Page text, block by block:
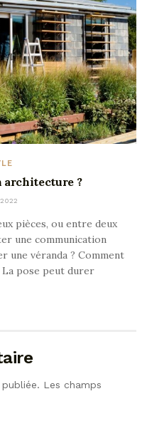
architecture ?
pièces, ou entre deux
une communication
une véranda ? Comment
La pose peut durer
Les champs